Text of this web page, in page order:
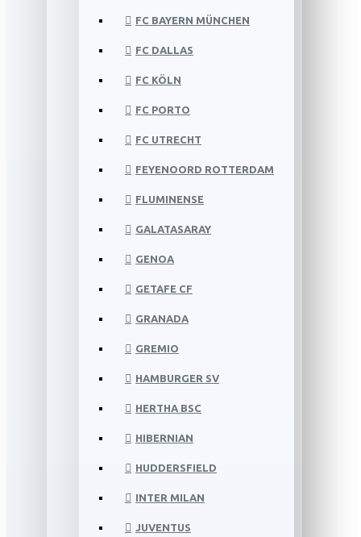
FC BAYERN MÜNCHEN
FC DALLAS
FC KÖLN
FC PORTO
FC UTRECHT
FEYENOORD ROTTERDAM
FLUMINENSE
GALATASARAY
GENOA
GETAFE CF
GRANADA
GREMIO
HAMBURGER SV
HERTHA BSC
HIBERNIAN
HUDDERSFIELD
INTER MILAN
JUVENTUS